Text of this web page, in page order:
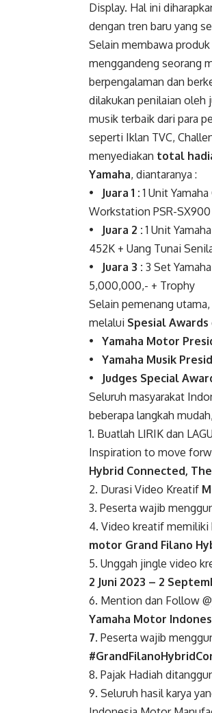
Display. Hal ini
dengan tren baru yang
Selain membawa
menggandeng seorang
berpengalaman dan
dilakukan penilaian oleh
musik terbaik dari para
seperti Iklan TVC,
menyediakan total
Yamaha, diantaranya :
• Juara 1 : 1 Unit
Workstation PSR-
• Juara 2 : 1 Unit
452K + Uang Tunai
• Juara 3 : 3 Set
5,000,000,- + Trophy
Selain pemenang
melalui Spesial Awards
• Yamaha Motor
• Yamaha Musik
• Judges Special
Seluruh masyarakat
beberapa langkah
1. Buatlah LIRIK dan
Inspiration to move
Hybrid Connected,
2. Durasi Video Kreatif
3. Peserta wajib
4. Video kreatif memiliki
motor Grand Filano
5. Unggah jingle video
2 Juni 2023 – 2
6. Mention dan Follow @
Yamaha Motor
7. Peserta wajib
8. Pajak Hadiah
9. Seluruh hasil karya